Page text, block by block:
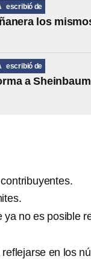
escribió de
los
escribió de
a
ya no es posible
en los